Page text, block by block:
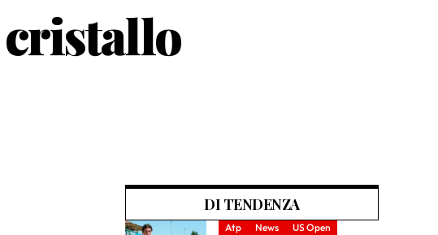
DI TENDENZA
Atp News US Open